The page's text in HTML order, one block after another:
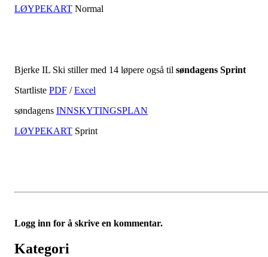
LØYPEKART Normal
Bjerke IL Ski stiller med 14 løpere også til søndagens Sprint
Startliste PDF /Excel
søndagens INNSKYTINGSPLAN
LØYPEKART Sprint
Logg inn for å skrive en kommentar.
Kategori